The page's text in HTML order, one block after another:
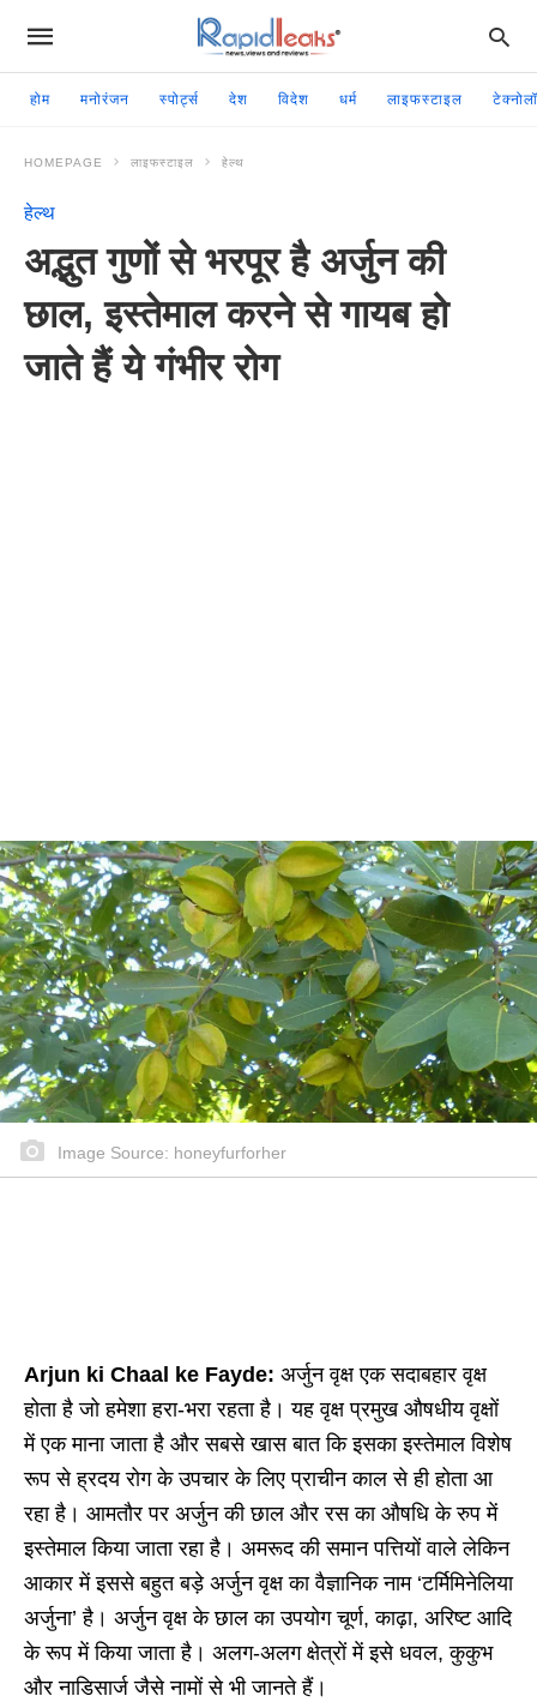
होम मनोरंजन स्पोर्ट्स देश विदेश धर्म लाइफस्टाइल
HOMEPAGE लाइफस्टाइल हेल्थ
हेल्थ
अद्भुत गुणों से भरपूर है अर्जुन की
छाल, इस्तेमाल करने से गायब हो
जाते हैं ये गंभीर रोग
Image Source: honeyfurforher
Arjun ki Chaal ke Fayde: अर्जुन वृक्ष एक सदाबहार वृक्ष
होता है जो हमेशा हरा-भरा रहता है। यह वृक्ष प्रमुख औषधीय वृक्षों
में एक माना जाता है और सबसे खास बात कि इसका इस्तेमाल विशेष
रूप से ह्रदय रोग के उपचार के लिए प्राचीन काल से ही होता आ
रहा है। आमतौर पर अर्जुन की छाल और रस का औषधि के रुप में
इस्तेमाल किया जाता रहा है। अमरूद की समान पत्तियों वाले लेकिन
आकार में इससे बहुत बड़े अर्जुन वृक्ष का वैज्ञानिक नाम ‘टर्मिमिनेलिया
अर्जुना’ है। अर्जुन वृक्ष के छाल का उपयोग चूर्ण, काढ़ा, अरिष्ट आदि
के रूप में किया जाता है। अलग-अलग क्षेत्रों में इसे धवल, कुकुभ
और नाडिसार्ज जैसे नामों से भी जानते हैं।